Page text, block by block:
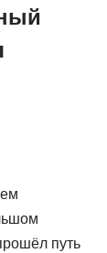
путь